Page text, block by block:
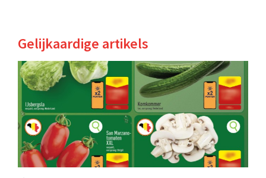
Gelijkaardige artikels